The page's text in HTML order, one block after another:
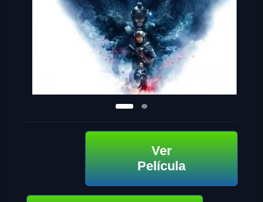
Ver
Película